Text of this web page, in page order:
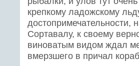
крепкому ладожскому
достопримечательности,
Сортавалу, к своему
виноватым видом ждал
вмерзшего в причал